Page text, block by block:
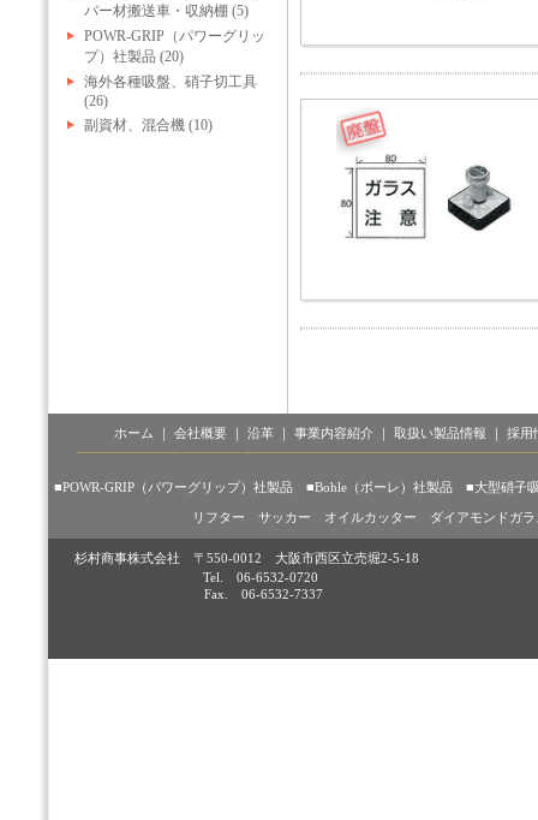
バー材搬送車・収納棚 (5)
POWR-GRIP（パワーグリッ
プ）社製品 (20)
海外各種吸盤、硝子切工具
(26)
副資材、混合機 (10)
ホーム 会社概要｜ 沿革｜ 事業内容紹介｜ 取扱い製品情報 採用
■POWR-GRIP（パワーグリップ）社製品 ■Bohle（ボーレ）社製品 ■大型硝子
リフター サッカー オイルカッター ダイアモンドガ
杉村商事株式会社 〒550-0012 大阪市西区立売堀2-5-18
Tel. 06-6532-0720
Fax. 06-6532-7337